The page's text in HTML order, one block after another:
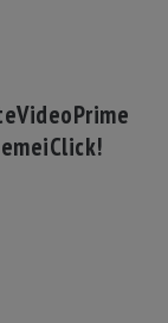
VideoPrime
Click!